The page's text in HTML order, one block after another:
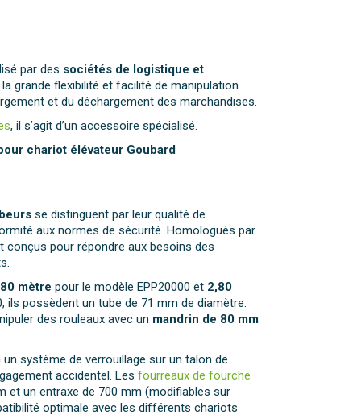
par des sociétés de logistique et
grande flexibilité et facilité de manipulation
et du déchargement des marchandises.
, il s’agit d’un accessoire spécialisé.
chariot élévateur Goubard
se distinguent par leur qualité de
aux normes de sécurité. Homologués par
pour répondre aux besoins des
mètre pour le modèle EPP20000 et 2,80
ils possèdent un tube de 71 mm de diamètre.
des rouleaux avec un mandrin de 80 mm
système de verrouillage sur un talon de
accidentel. Les fourreaux de fourche
et un entraxe de 700 mm (modifiables sur
optimale avec les différents chariots